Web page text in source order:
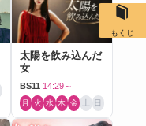
太陽を飲み込んだ
女
BS11 14:29～
月 火 水 木 金 土 日
もくじ